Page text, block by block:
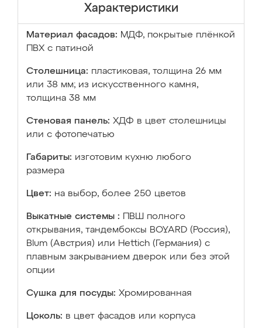
Характеристики
Материал фасадов: МДФ, покрытые плёнкой
ПВХ с патиной
Столешница: пластиковая, толщина 26 мм
или 38 мм; из искусственного камня,
толщина 38 мм
Стеновая панель: ХДФ в цвет столешницы
или с фотопечатью
Габариты: изготовим кухню любого
размера
Цвет: на выбор, более 250 цветов
Выкатные системы :
ПВШ полного
открывания, тандембоксы BOYARD (Россия),
Blum (Австрия) или Hettich (Германия) с
плавным закрыванием дверок или без этой
опции
Сушка для посуды: Хромированная
Цоколь: в цвет фасадов или корпуса